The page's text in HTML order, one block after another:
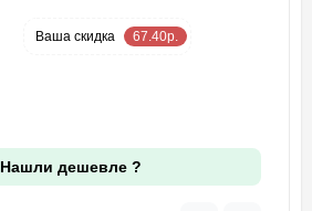
Ваша cкидка 67.40р.
Нашли дешевле ?